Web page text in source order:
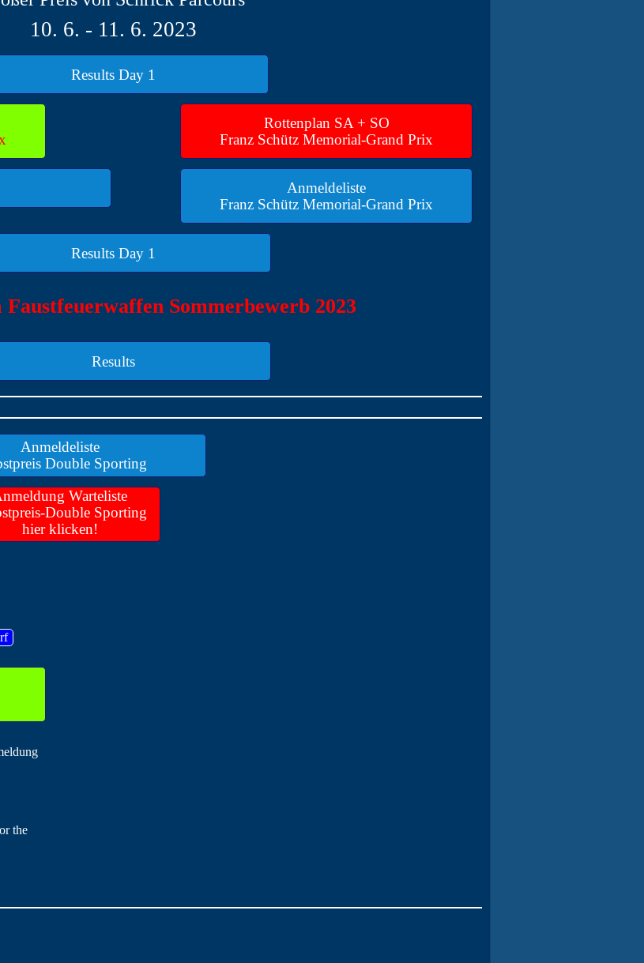
10. 6. - 11. 6. 2023
Results Day 1
Rottenplan SA + SO
Franz Schütz Memorial-Grand Prix
Anmeldeliste
Franz Schütz Memorial-Grand Prix
Results Day 1
Sommerbewerb 2023
Results
Anmeldeliste
Double Sporting
Warteliste
Double Sporting
hier klicken!
the